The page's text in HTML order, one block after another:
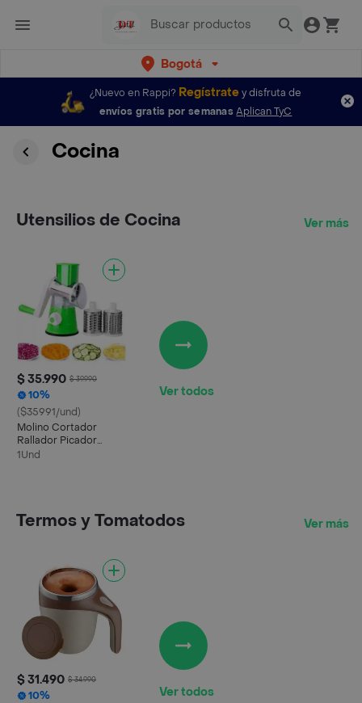
Bogotá
¿Nuevo en Rappi? Regístratey disfruta de
envíos gratis por semanas Aplican TyC
Cocina
Utensilios de Cocina Ver más
$ 35.990 $ 39.990
10%
($35991/und)
Molino Cortador
Rallador Picador
Verduras
1Und
Ver todos
Termos y Tomatodos Ver más
$ 31.490 $ 34.990
10%
Ver todos